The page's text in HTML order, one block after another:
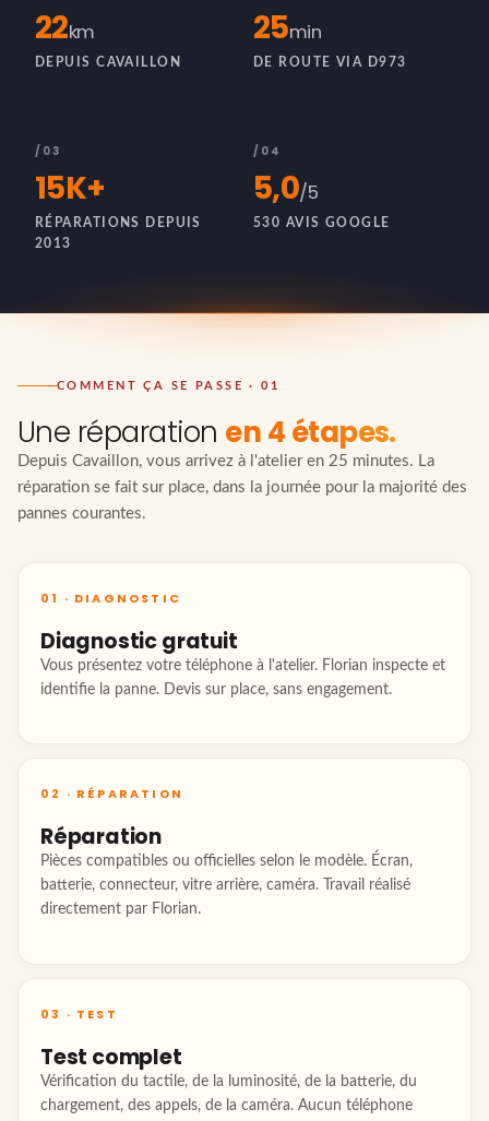
22km
DEPUIS CAVAILLON
25min
DE ROUTE VIA D973
/03
15K+
RÉPARATIONS DEPUIS
2013
/04
5,0/5
530 AVIS GOOGLE
COMMENT ÇA SE PASSE · 01
Une réparation en 4 étapes.
Depuis Cavaillon, vous arrivez à l'atelier en 25 minutes. La
réparation se fait sur place, dans la journée pour la majorité des
pannes courantes.
01 · DIAGNOSTIC
Diagnostic gratuit
Vous présentez votre téléphone à l'atelier. Florian inspecte et
identifie la panne. Devis sur place, sans engagement.
02 · RÉPARATION
Réparation
Pièces compatibles ou officielles selon le modèle. Écran,
batterie, connecteur, vitre arrière, caméra. Travail réalisé
directement par Florian.
03 · TEST
Test complet
Vérification du tactile, de la luminosité, de la batterie, du
chargement, des appels, de la caméra. Aucun téléphone